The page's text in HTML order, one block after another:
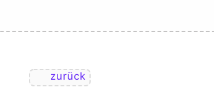
zurück